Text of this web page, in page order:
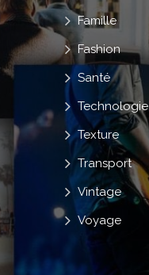
Famille
Fashion
Santé
Technologie
Texture
Transport
Vintage
Voyage